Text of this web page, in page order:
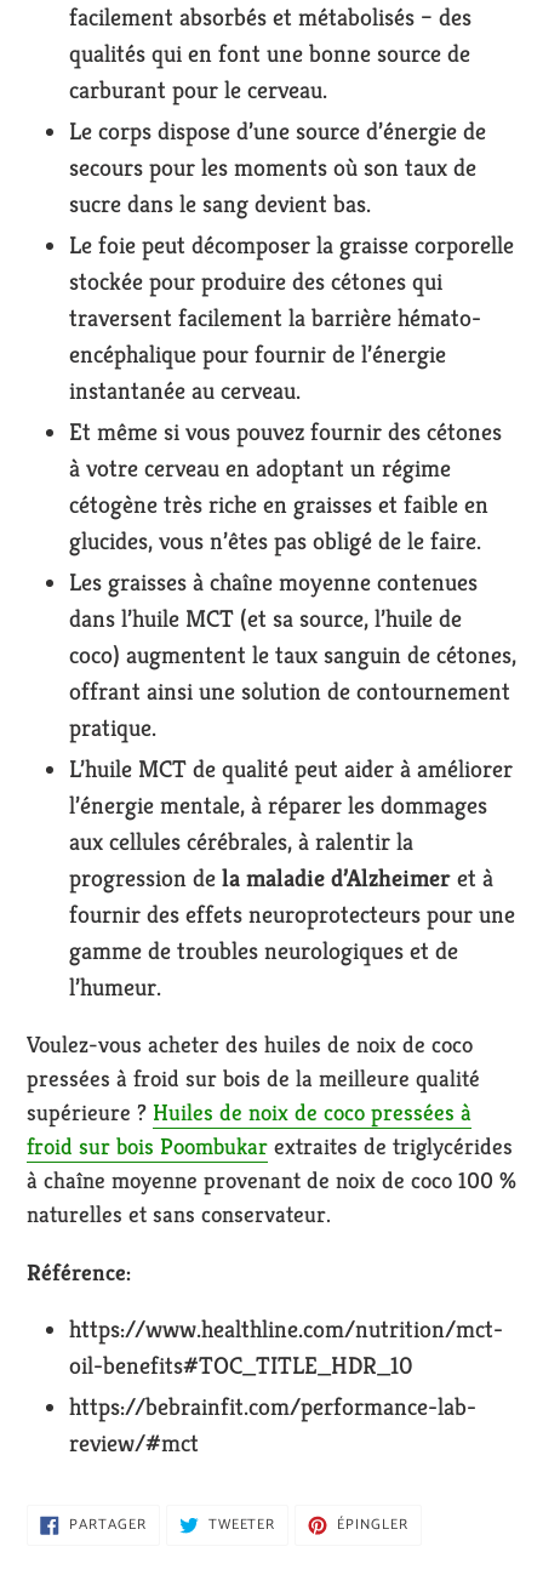
facilement absorbés et métabolisés – des
qualités qui en font une bonne source de
carburant pour le cerveau.
Le corps dispose d’une source d’énergie de
secours pour les moments où son taux de
sucre dans le sang devient bas.
Le foie peut décomposer la graisse corporelle
stockée pour produire des cétones qui
traversent facilement la barrière hémato-
encéphalique pour fournir de l’énergie
instantanée au cerveau.
Et même si vous pouvez fournir des cétones
à votre cerveau en adoptant un régime
cétogène très riche en graisses et faible en
glucides, vous n’êtes pas obligé de le faire.
Les graisses à chaîne moyenne contenues
dans l’huile MCT (et sa source, l’huile de
coco) augmentent le taux sanguin de cétones,
offrant ainsi une solution de contournement
pratique.
L’huile MCT de qualité peut aider à améliorer
l’énergie mentale, à réparer les dommages
aux cellules cérébrales, à ralentir la
progression de la maladie d’Alzheimer et à
fournir des effets neuroprotecteurs pour une
gamme de troubles neurologiques et de
l’humeur.
Voulez-vous acheter des huiles de noix de coco
pressées à froid sur bois de la meilleure qualité
supérieure ? Huiles de noix de coco pressées à
froid sur bois Poombukar extraites de triglycérides
à chaîne moyenne provenant de noix de coco 100 %
naturelles et sans conservateur.
Référence:
https://www.healthline.com/nutrition/mct-
oil-benefits#TOC_TITLE_HDR_10
https://bebrainfit.com/performance-lab-
review/#mct
PARTAGERPARTAGER
SUR TWEETER TWEETERÉPINGLER